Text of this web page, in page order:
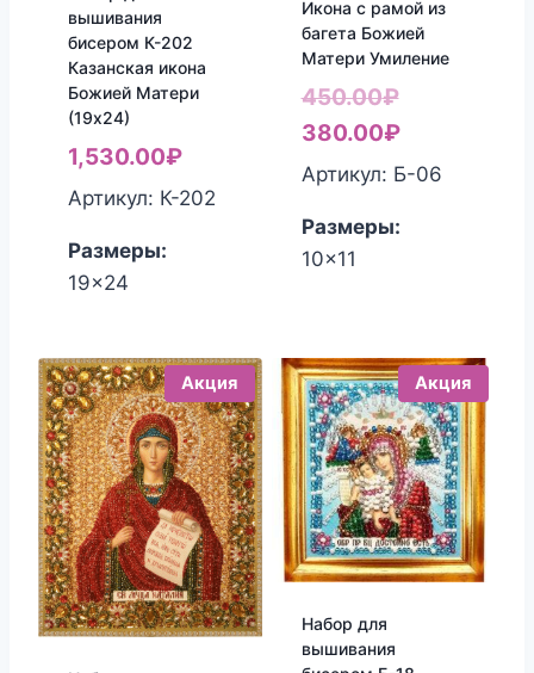
вышивания
бисером К-202
Казанская икона
Божией Матери
(19х24)
1,530.00₽
Артикул: К-202
Размеры:
19x24
Икона с рамой из
багета Божией
Матери Умиление
450.00₽
цена
составляла
380.00₽Текущая
цена:
Артикул: Б-06
Размеры:
10x11
Акция Акция
Набор для
вышивания